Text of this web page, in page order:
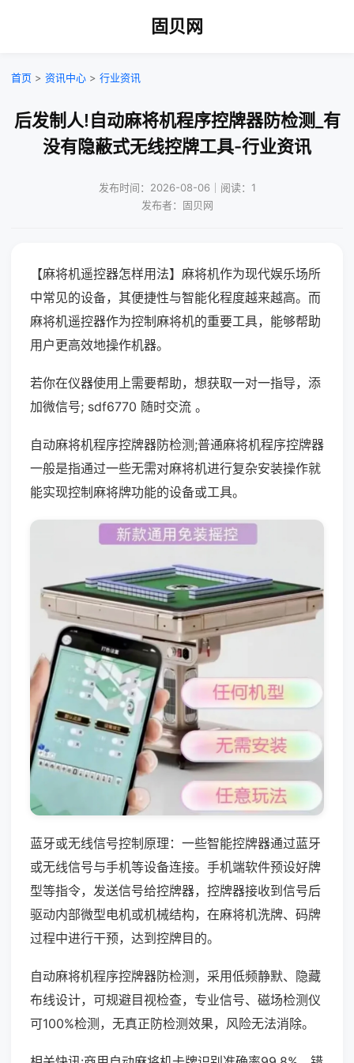
固贝网
首页 > 资讯中心 > 行业资讯
后发制人!自动麻将机程序控牌器防检测_有
没有隐蔽式无线控牌工具-行业资讯
发布时间：2026-08-06｜阅读：1
发布者：固贝网
【麻将机遥控器怎样用法】麻将机作为现代娱乐场所
中常见的设备，其便捷性与智能化程度越来越高。而
麻将机遥控器作为控制麻将机的重要工具，能够帮助
用户更高效地操作机器。
若你在仪器使用上需要帮助，想获取一对一指导，添
加微信号; sdf6770 随时交流 。
自动麻将机程序控牌器防检测;普通麻将机程序控牌器
一般是指通过一些无需对麻将机进行复杂安装操作就
能实现控制麻将牌功能的设备或工具。
蓝牙或无线信号控制原理：一些智能控牌器通过蓝牙
或无线信号与手机等设备连接。手机端软件预设好牌
型等指令，发送信号给控牌器，控牌器接收到信号后
驱动内部微型电机或机械结构，在麻将机洗牌、码牌
过程中进行干预，达到控牌目的。
自动麻将机程序控牌器防检测，采用低频静默、隐藏
布线设计，可规避目视检查，专业信号、磁场检测仪
可100%检测，无真正防检测效果，风险无法消除。